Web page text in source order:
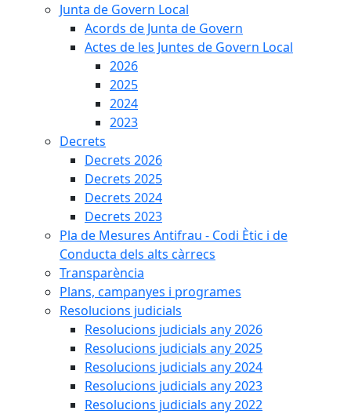
Junta de Govern Local
Acords de Junta de Govern
Actes de les Juntes de Govern Local
2026
2025
2024
2023
Decrets
Decrets 2026
Decrets 2025
Decrets 2024
Decrets 2023
Pla de Mesures Antifrau - Codi Ètic i de
Conducta dels alts càrrecs
Transparència
Plans, campanyes i programes
Resolucions judicials
Resolucions judicials any 2026
Resolucions judicials any 2025
Resolucions judicials any 2024
Resolucions judicials any 2023
Resolucions judicials any 2022